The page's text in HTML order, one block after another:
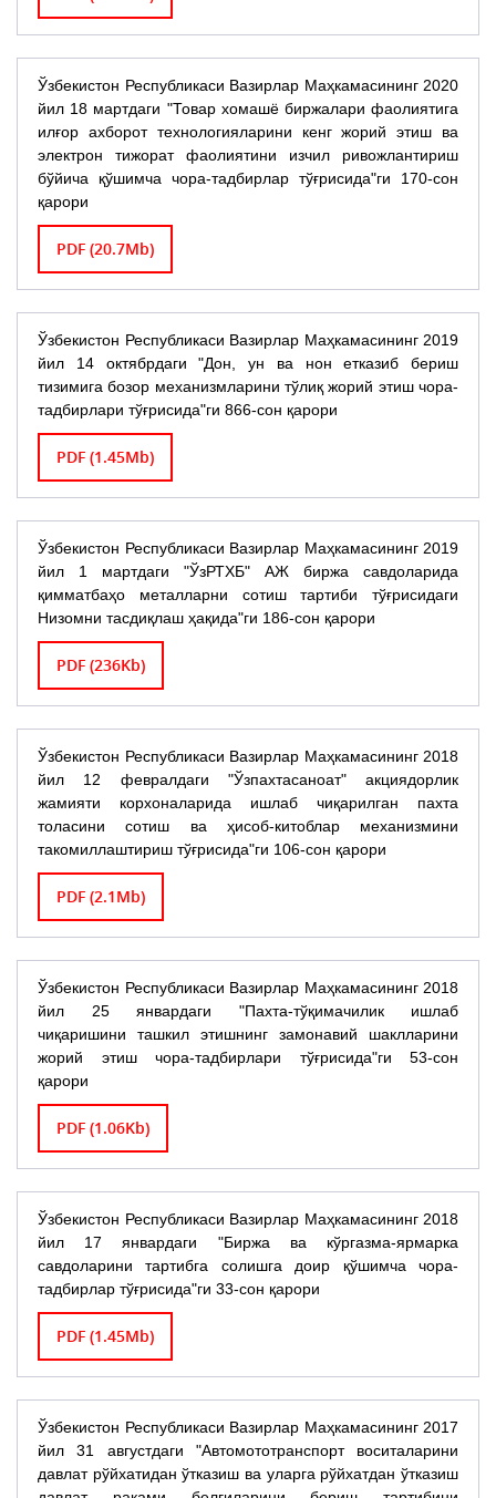
Ўзбекистон Республикаси Вазирлар Маҳкамасининг 2020
йил 18 мартдаги "Товар хомашё биржалари фаолиятига
илғор ахборот технологияларини кенг жорий этиш ва
электрон тижорат фаолиятини изчил ривожлантириш
бўйича қўшимча чора-тадбирлар тўғрисида"ги 170-сон
қарори
PDF (20.7Mb)
Ўзбекистон Республикаси Вазирлар Маҳкамасининг 2019
йил 14 октябрдаги "Дон, ун ва нон етказиб бериш
тизимига бозор механизмларини тўлиқ жорий этиш чора-
тадбирлари тўғрисида"ги 866-сон қарори
PDF (1.45Mb)
Ўзбекистон Республикаси Вазирлар Маҳкамасининг 2019
йил 1 мартдаги "ЎзРТХБ" АЖ биржа савдоларида
қимматбаҳо металларни сотиш тартиби тўғрисидаги
Низомни тасдиқлаш ҳақида"ги 186-сон қарори
PDF (236Kb)
Ўзбекистон Республикаси Вазирлар Маҳкамасининг 2018
йил 12 февралдаги "Ўзпахтасаноат" акциядорлик
жамияти корхоналарида ишлаб чиқарилган пахта
толасини сотиш ва ҳисоб-китоблар механизмини
такомиллаштириш тўғрисида"ги 106-сон қарори
PDF (2.1Mb)
Ўзбекистон Республикаси Вазирлар Маҳкамасининг 2018
йил 25 январдаги "Пахта-тўқимачилик ишлаб
чиқаришини ташкил этишнинг замонавий шаклларини
жорий этиш чора-тадбирлари тўғрисида"ги 53-сон
қарори
PDF (1.06Kb)
Ўзбекистон Республикаси Вазирлар Маҳкамасининг 2018
йил 17 январдаги "Биржа ва кўргазма-ярмарка
савдоларини тартибга солишга доир қўшимча чора-
тадбирлар тўғрисида"ги 33-сон қарори
PDF (1.45Mb)
Ўзбекистон Республикаси Вазирлар Маҳкамасининг 2017
йил 31 августдаги "Автомототранспорт воситаларини
давлат рўйхатидан ўтказиш ва уларга рўйхатдан ўтказиш